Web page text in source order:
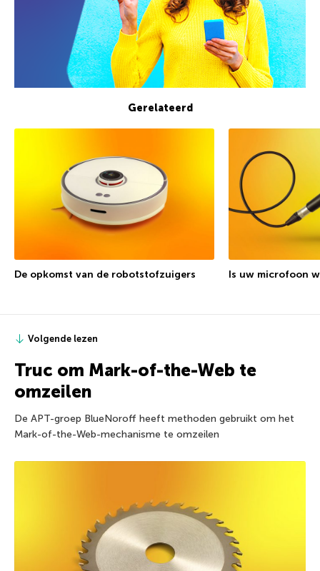
Gerelateerd
De opkomst van de robotstofzuigers Is uw microfoon
Volgende lezen
Truc om Mark-of-the-Web te
omzeilen
De APT-groep BlueNoroff heeft methoden gebruikt om het
Mark-of-the-Web-mechanisme te omzeilen